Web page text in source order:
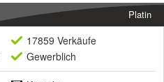
Platin
17859 Verkäufe
Gewerblich